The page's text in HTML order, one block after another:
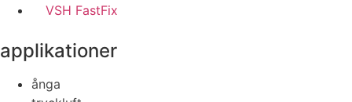
VSH FastFix
applikationer
ånga